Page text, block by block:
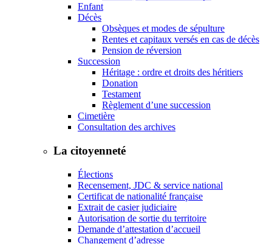
Enfant
Décès
Obsèques et modes de sépulture
Rentes et capitaux versés en cas de décès
Pension de réversion
Succession
Héritage : ordre et droits des héritiers
Donation
Testament
Règlement d’une succession
Cimetière
Consultation des archives
La citoyenneté
Élections
Recensement, JDC & service national
Certificat de nationalité française
Extrait de casier judiciaire
Autorisation de sortie du territoire
Demande d’attestation d’accueil
Changement d’adresse